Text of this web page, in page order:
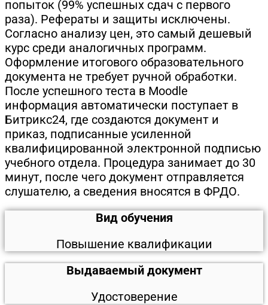
попыток (99% успешных сдач с первого
раза). Рефераты и защиты исключены.
Согласно анализу цен, это самый дешевый
курс среди аналогичных программ.
Оформление итогового образовательного
документа не требует ручной обработки.
После успешного теста в Moodle
информация автоматически поступает в
Битрикс24, где создаются документ и
приказ, подписанные усиленной
квалифицированной электронной подписью
учебного отдела. Процедура занимает до 30
минут, после чего документ отправляется
слушателю, а сведения вносятся в ФРДО.
Вид обучения
Повышение квалификации
Выдаваемый документ
Удостоверение